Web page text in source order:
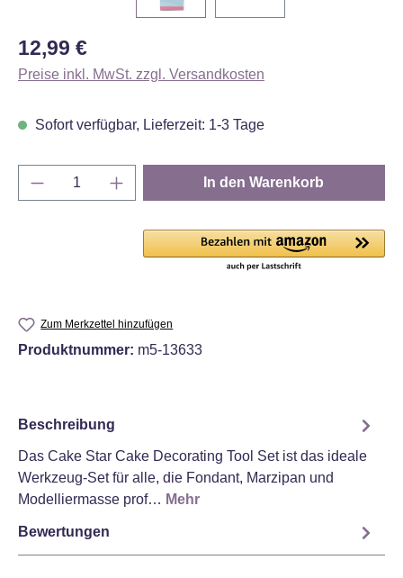
Regulärer Preis:
12,99 €
Preise inkl. MwSt. zzgl. Versandkosten
Sofort verfügbar, Lieferzeit: 1-3 Tage
Produkt Anzahl: Gib den gewünschten
In den Warenkorb
Zum Merkzettel hinzufügen
Produktnummer: m5-13633
Beschreibung
Das Cake Star Cake Decorating Tool Set ist das ideale
Werkzeug-Set für alle, die Fondant, Marzipan und
Modelliermasse prof… Mehr
Bewertungen